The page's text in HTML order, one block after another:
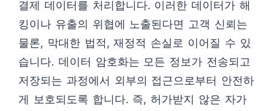
결제 데이터를 처리합니다. 이러한 데이터가 해
킹이나 유출의 위협에 노출된다면 고객 신뢰는
물론, 막대한 법적, 재정적 손실로 이어질 수 있
습니다. 데이터 암호화는 모든 정보가 전송되고
저장되는 과정에서 외부의 접근으로부터 안전하
게 보호되도록 합니다. 즉, 허가받지 않은 자가